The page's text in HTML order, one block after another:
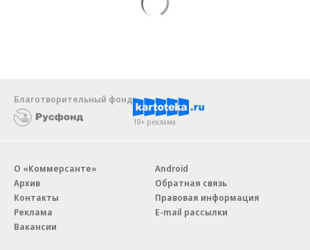
Благотворительный фонд
18+ реклама
О «Коммерсанте»
Архив
Контакты
Реклама
Вакансии
Android
Обратная связь
Правовая информация
E-mail рассылки